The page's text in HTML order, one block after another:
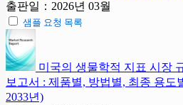
출판일：2026년 03월
샘플 요청 목록
미국의 생물학적 지표 시장
보고서 : 제품별, 방법별, 최종 용도
2033년)